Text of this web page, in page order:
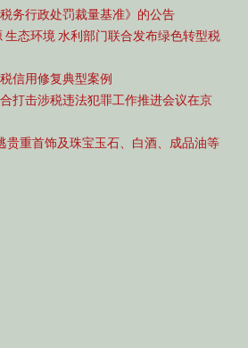
务行政处罚裁量基准》的公告
生态环境 水利部门联合发布绿色转型税
信用修复典型案例
打击涉税违法犯罪工作推进会议在京
贵重首饰及珠宝玉石、白酒、成品油等